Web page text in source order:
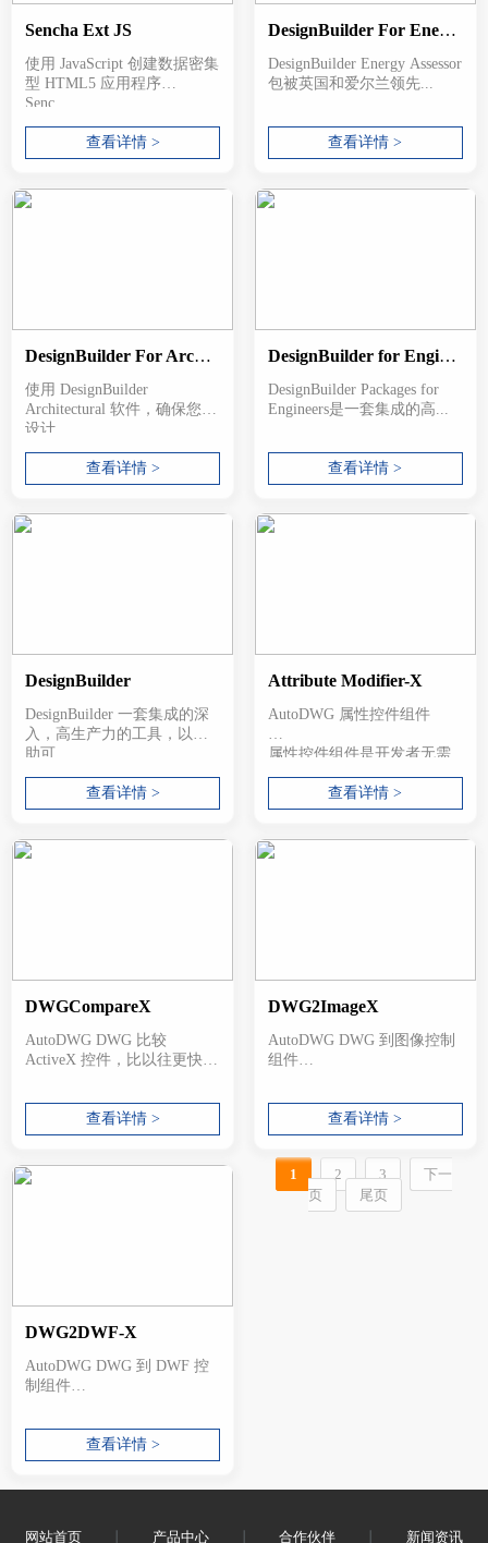
Sencha Ext JS
使用 JavaScript 创建数据密集
型 HTML5 应用程序
Senc...
查看详情 >
DesignBuilder For Energy Assessors
DesignBuilder Energy Assessor
包被英国和爱尔兰领先...
查看详情 >
DesignBuilder For Architects
使用 DesignBuilder
Architectural 软件，确保您的
设计...
查看详情 >
DesignBuilder for Engineers
DesignBuilder Packages for
Engineers是一套集成的高...
查看详情 >
DesignBuilder
DesignBuilder 一套集成的深
入，高生产力的工具，以协
助可...
查看详情 >
Attribute Modifier-X
AutoDWG 属性控件组件
属性控件组件是开发者无需
Auto...
查看详情 >
DWGCompareX
AutoDWG DWG 比较
ActiveX 控件，比以往更快！
DWGCompar...
查看详情 >
DWG2ImageX
AutoDWG DWG 到图像控制
组件
DWG2ImageX，一个控件组
查看详情 >
DWG2DWF-X
AutoDWG DWG 到 DWF 控
制组件
DWG2DWF-X 是一个用于...
查看详情 >
1 2 3
下一
页
尾页
网站首页 产品中心 合作伙伴 新闻资讯